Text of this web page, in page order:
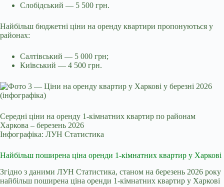
Слобідський — 5 500 грн.
Найбільш бюджетні ціни на оренду квартири пропонуються у
районах:
Салтівський — 5 000 грн;
Київський — 4 500 грн.
Середні ціни на оренду 1-кімнатних квартир по районам
Харкова – березень 2026
Інфографіка: ЛУН Статистика
Найбільш поширена ціна оренди 1-кімнатних квартир у Харкові
Згідно з даними ЛУН Статистика, станом на березень 2026 року
найбільш поширена ціна оренди 1‑кімнатних квартир у Харкові